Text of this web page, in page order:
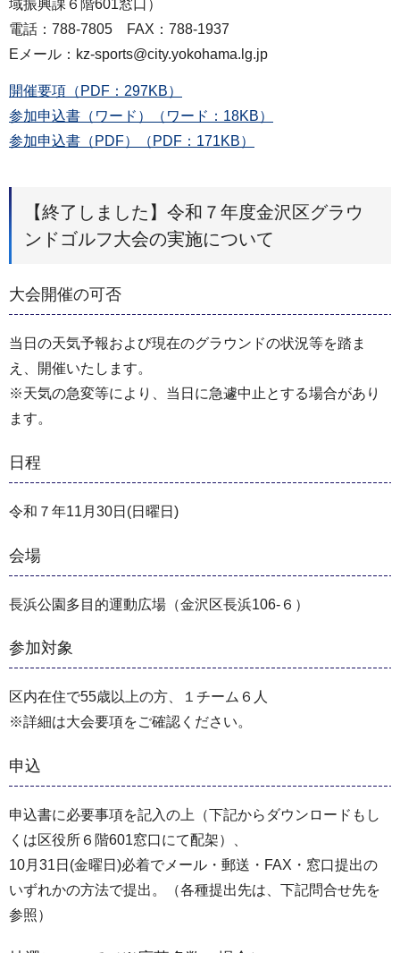
域振興課６階601窓口）
電話：788-7805 FAX：788-1937
Eメール：kz-sports@city.yokohama.lg.jp
開催要項（PDF：297KB）
参加申込書（ワード）（ワード：18KB）
参加申込書（PDF）（PDF：171KB）
【終了しました】令和７年度金沢区グラウ
ンドゴルフ大会の実施について
大会開催の可否
当日の天気予報および現在のグラウンドの状況等を踏ま
え、開催いたします。
※天気の急変等により、当日に急遽中止とする場合があり
ます。
日程
令和７年11月30日(日曜日)
会場
長浜公園多目的運動広場（金沢区長浜106-６）
参加対象
区内在住で55歳以上の方、１チーム６人
※詳細は大会要項をご確認ください。
申込
申込書に必要事項を記入の上（下記からダウンロードもし
くは区役所６階601窓口にて配架）、
10月31日(金曜日)必着でメール・郵送・FAX・窓口提出の
いずれかの方法で提出。（各種提出先は、下記問合せ先を
参照）